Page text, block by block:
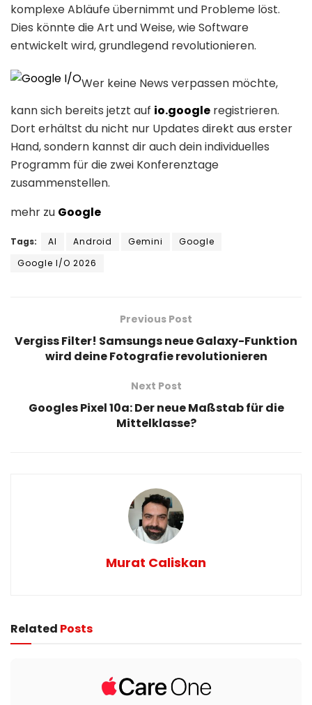
komplexe Abläufe übernimmt und Probleme löst.
Dies könnte die Art und Weise, wie Software
entwickelt wird, grundlegend revolutionieren.
Wer keine News verpassen möchte,
kann sich bereits jetzt auf io.google registrieren.
Dort erhältst du nicht nur Updates direkt aus erster
Hand, sondern kannst dir auch dein individuelles
Programm für die zwei Konferenztage
zusammenstellen.
mehr zu Google
Tags: AI Android Gemini
Google
Google I/O 2026
Previous Post
Vergiss Filter! Samsungs neue Galaxy-Funktion
wird deine Fotografie revolutionieren
Next Post
Googles Pixel 10a: Der neue Maßstab für die
Mittelklasse?
Murat Caliskan
Related Posts